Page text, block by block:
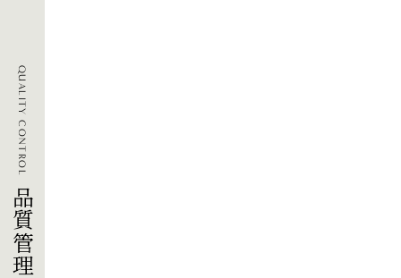
QUALITY CONTROL
品質管理